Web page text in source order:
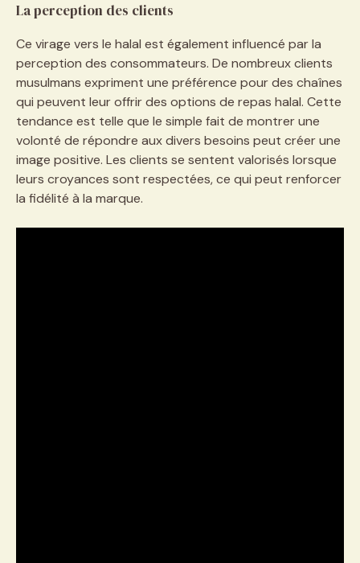
La perception des clients
Ce virage vers le halal est également influencé par la
perception des consommateurs. De nombreux clients
musulmans expriment une préférence pour des chaînes
qui peuvent leur offrir des options de repas halal. Cette
tendance est telle que le simple fait de montrer une
volonté de répondre aux divers besoins peut créer une
image positive. Les clients se sentent valorisés lorsque
leurs croyances sont respectées, ce qui peut renforcer
la fidélité à la marque.